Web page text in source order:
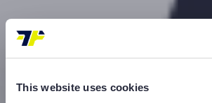
This website uses cookies